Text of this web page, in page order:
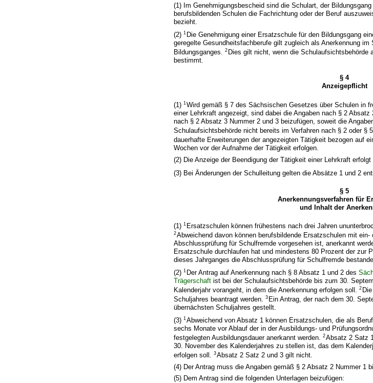
(1) Im Genehmigungsbescheid sind die Schulart, der
berufsbildenden Schulen die Fachrichtung oder der Beruf
bezieht.
(2)1 Die Genehmigung einer Ersatzschule für den Bildungsgang
geregelte Gesundheitsfachberufe gilt zugleich als Anerkennung
Bildungsganges.2 Dies gilt nicht, wenn die Schulaufsichtsbehörde
bestimmt.
§ 4
Anzeigepflicht
(1)1 Wird gemäß § 7 des Sächsischen Gesetzes über Schulen in
einer Lehrkraft angezeigt, sind dabei die Angaben nach § 2
nach § 2 Absatz 3 Nummer 2 und 3 beizufügen, soweit die
Schulaufsichtsbehörde nicht bereits im Verfahren nach § 2 oder §
dauerhafte Erweiterungen der angezeigten Tätigkeit bezogen auf
Wochen vor der Aufnahme der Tätigkeit erfolgen.
(2) Die Anzeige der Beendigung der Tätigkeit einer Lehrkraft erfolgt
(3) Bei Änderungen der Schulleitung gelten die Absätze 1 und 2
§ 5
Anerkennungsverfahren für
und Inhalt der
(1)1 Ersatzschulen können frühestens nach drei Jahren
2Abweichend davon können berufsbildende Ersatzschulen mit
Abschlussprüfung für Schulfremde vorgesehen ist, anerkannt
Ersatzschule durchlaufen hat und mindestens 80 Prozent der zur
dieses Jahrganges die Abschlussprüfung für Schulfremde
(2)1 Der Antrag auf Anerkennung nach § 8 Absatz 1 und 2 des
Trägerschaft ist bei der Schulaufsichtsbehörde bis zum 30.
Kalenderjahr vorangeht, in dem die Anerkennung erfolgen soll.2
Schuljahres beantragt werden.3 Ein Antrag, der nach dem 30.
übernächsten Schuljahres gestellt.
(3)1 Abweichend von Absatz 1 können Ersatzschulen, die als
sechs Monate vor Ablauf der in der Ausbildungs- und
festgelegten Ausbildungsdauer anerkannt werden.2Absatz 2 Satz
30. November des Kalenderjahres zu stellen ist, das dem
erfolgen soll.3Absatz 2 Satz 2 und 3 gilt nicht.
(4) Der Antrag muss die Angaben gemäß § 2 Absatz 2 Nummer 1
(5) Dem Antrag sind die folgenden Unterlagen beizufügen: